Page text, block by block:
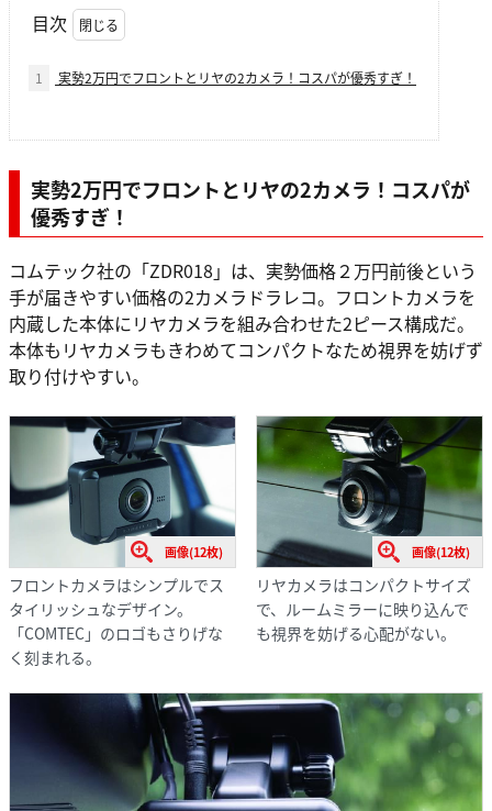
目次
1 実勢2万円でフロントとリヤの2カメラ！コスパが優秀すぎ！
実勢2万円でフロントとリヤの2カメラ！コスパが
優秀すぎ！
コムテック社の「ZDR018」は、実勢価格２万円前後という
手が届きやすい価格の2カメラドラレコ。フロントカメラを
内蔵した本体にリヤカメラを組み合わせた2ピース構成だ。
本体もリヤカメラもきわめてコンパクトなため視界を妨げず
取り付けやすい。
画像(12枚)
フロントカメラはシンプルでス
タイリッシュなデザイン。
「COMTEC」のロゴもさりげな
く刻まれる。
画像(12枚)
リヤカメラはコンパクトサイズ
で、ルームミラーに映り込んで
も視界を妨げる心配がない。